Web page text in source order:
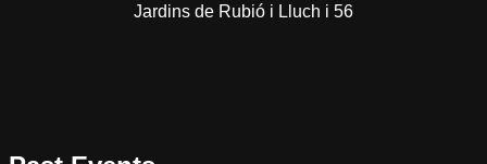
Jardins de Rubió i Lluch i 56